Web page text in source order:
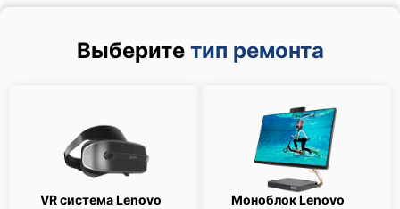
Выберите тип ремонта
VR система Lenovo
Моноблок Lenovo